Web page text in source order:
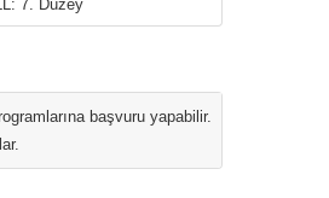
7. Düzey
başvuru yapabilir.